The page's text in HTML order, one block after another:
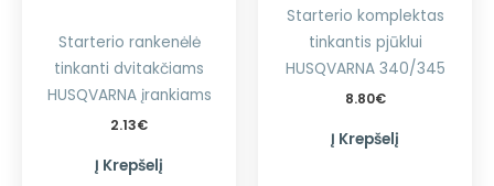
Starterio rankenėlė
tinkanti dvitakčiams
HUSQVARNA įrankiams
2.13€
Į Krepšelį
Starterio komplektas
tinkantis pjūklui
HUSQVARNA 340/345
8.80€
Į Krepšelį